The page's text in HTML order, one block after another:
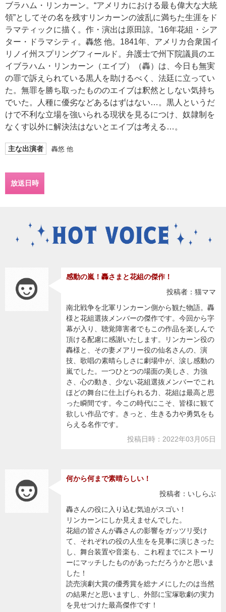
ブラハム・リンカーン。“アメリカにおける最も偉大な大統
領”としてその名を残すリンカーンの波乱に満ちた生涯をド
ラマティックに描く。作・演出は原田諒。'16年花組・シア
ター・ドラマシティ。轟悠 他。1841年、アメリカ合衆国イ
リノイ州スプリングフィールド。弁護士で州下院議員のエ
イブラハム・リンカーン（エイブ）（轟）は、今日も無実
の罪で訴えられている黒人を助けるべく、法廷に立ってい
た。無罪を勝ち取ったもののエイブは釈然としない気持ち
でいた。人種に優劣などあるはずはない…。黒人というだ
けで不利な立場を強いられる現状を見るにつけ、奴隷制を
なくす以外に解決法はないとエイブは考える…。
主な出演者 轟悠 他
放送日時
感動の嵐！轟さまと花組の傑作！
投稿者：猫ママ
南北戦争を北軍リンカーン側から観た物語。轟
様と花組選抜メンバーの傑作です。今回から字
幕が入り、聴覚障害者でもこの作品を楽しんで
頂ける配慮に感謝いたします。リンカーン役の
轟様と、その妻メアリー役の仙名さんの、演
技、歌唱の素晴らしさに劇場中が、涙し感動の
嵐でした。一つひとつの場面の美しさ、力強
さ、心の動き、少ない花組選抜メンバーでこれ
ほどの舞台に仕上げられる力、花組は最高と思
った瞬間です。今この時代にこそ、皆様に観て
欲しい作品です。きっと、生きる力や勇気をも
らえる名作です。
投稿日時：2022年03月05日
何から何まで素晴らしい！
投稿者：いしらぶ
轟さんの役に入り込む気迫がスゴい！
リンカーンにしか見えませんでした。
花組の皆さんが轟さんの影響をガッツリ受け
て、それぞれの役の人生をを見事に演じきった
し、舞台装置や音楽も、これ程までにストーリ
ーにマッチしたものがあっただろうかと思いま
した！
読売演劇大賞の優秀賞を総ナメにしたのは当然
の結果だと思いますし、外部に宝塚歌劇の実力
を見せつけた最高傑作です！